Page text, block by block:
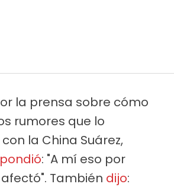
la prensa sobre cómo
rumores que lo
la China Suárez,
: "A mí eso por
También dijo: